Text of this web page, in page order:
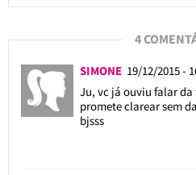
4
SIMONE 19/12/2015 -
Ju, vc já ouviu falar da
promete clarear sem
bjsss